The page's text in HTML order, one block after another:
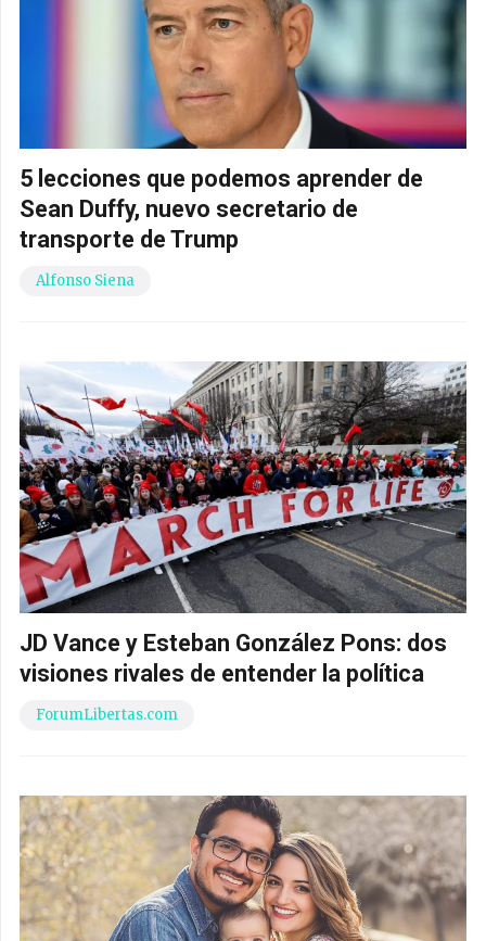
5 lecciones que podemos aprender de
Sean Duffy, nuevo secretario de
transporte de Trump
Alfonso Siena
JD Vance y Esteban González Pons: dos
visiones rivales de entender la política
ForumLibertas.com